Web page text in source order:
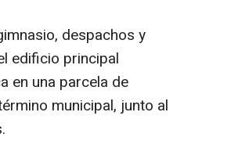
despachos y
edificio principal
en una parcela de
municipal, junto al